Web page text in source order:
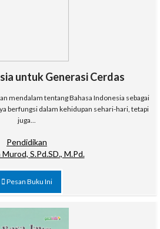
untuk Generasi Cerdas
mendalam tentang Bahasa Indonesia sebagai
berfungsi dalam kehidupan sehari-hari, tetapi
juga...
Pendidikan
S.Pd.SD., M.Pd.
Pesan Buku Ini